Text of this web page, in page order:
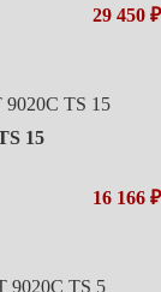
29 450 ₽
15
16 166 ₽